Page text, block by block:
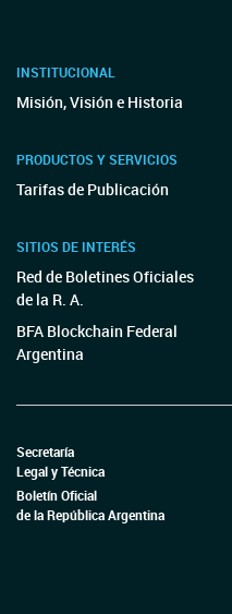
INSTITUCIONAL
Misión, Visión e Historia
PRODUCTOS Y SERVICIOS
Tarifas de Publicación
SITIOS DE INTERÉS
Red de Boletines Oficiales
de la R. A.
BFA Blockchain Federal
Argentina
Secretaría
Legal y Técnica
Boletín Oficial
de la República Argentina